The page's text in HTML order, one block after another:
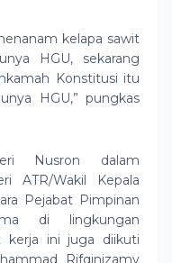
kelapa sawit
HGU, sekarang
Konstitusi itu
HGU,” pungkas
Nusron dalam
ATR/Wakil Kepala
Pejabat Pimpinan
di lingkungan
kerja ini juga diikuti
Rifqinizamy